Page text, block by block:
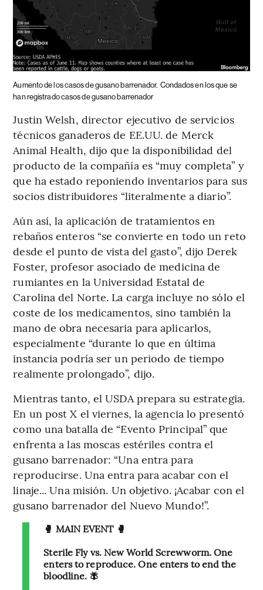
Aumento de los casos de gusano barrenador. Condados en los que se
han registrado casos de gusano barrenador
Justin Welsh, director ejecutivo de servicios
técnicos ganaderos de EE.UU. de Merck
Animal Health, dijo que la disponibilidad del
producto de la compañía es “muy completa” y
que ha estado reponiendo inventarios para sus
socios distribuidores “literalmente a diario”.
Aún así, la aplicación de tratamientos en
rebaños enteros “se convierte en todo un reto
desde el punto de vista del gasto”, dijo Derek
Foster, profesor asociado de medicina de
rumiantes en la Universidad Estatal de
Carolina del Norte. La carga incluye no sólo el
coste de los medicamentos, sino también la
mano de obra necesaria para aplicarlos,
especialmente “durante lo que en última
instancia podría ser un periodo de tiempo
realmente prolongado”, dijo.
Mientras tanto, el USDA prepara su estrategia.
En un post X el viernes, la agencia lo presentó
como una batalla de “Evento Principal” que
enfrenta a las moscas estériles contra el
gusano barrenador: “Una entra para
reproducirse. Una entra para acabar con el
linaje... Una misión. Un objetivo. ¡Acabar con el
gusano barrenador del Nuevo Mundo!”.
🥊 MAIN EVENT 🥊
Sterile Fly vs. New World Screwworm. One
enters to reproduce. One enters to end the
bloodline. 🪰